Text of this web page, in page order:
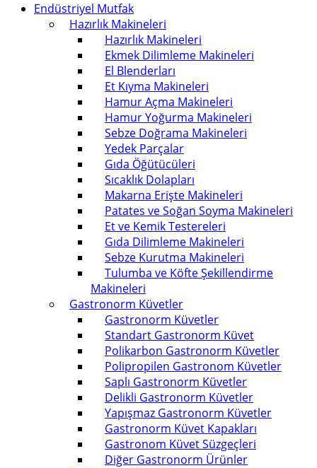
Endüstriyel Mutfak
Hazırlık Makineleri
Hazırlık Makineleri
Ekmek Dilimleme Makineleri
El Blenderları
Et Kıyma Makineleri
Hamur Açma Makineleri
Hamur Yoğurma Makineleri
Sebze Doğrama Makineleri
Yedek Parçalar
Gıda Öğütücüleri
Sıcaklık Dolapları
Makarna Erişte Makineleri
Patates ve Soğan Soyma Makineleri
Et ve Kemik Testereleri
Gıda Dilimleme Makineleri
Sebze Kurutma Makineleri
Tulumba ve Köfte Şekillendirme
Makineleri
Gastronorm Küvetler
Gastronorm Küvetler
Standart Gastronorm Küvet
Polikarbon Gastronorm Küvetler
Polipropilen Gastronom Küvetler
Saplı Gastronorm Küvetler
Delikli Gastronorm Küvetler
Yapışmaz Gastronorm Küvetler
Gastronorm Küvet Kapakları
Gastronom Küvet Süzgeçleri
Diğer Gastronorm Ürünler